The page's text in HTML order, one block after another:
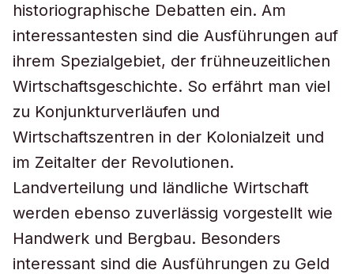
historiographische Debatten ein. Am
interessantesten sind die Ausführungen auf
ihrem Spezialgebiet, der frühneuzeitlichen
Wirtschaftsgeschichte. So erfährt man viel
zu Konjunkturverläufen und
Wirtschaftszentren in der Kolonialzeit und
im Zeitalter der Revolutionen.
Landverteilung und ländliche Wirtschaft
werden ebenso zuverlässig vorgestellt wie
Handwerk und Bergbau. Besonders
interessant sind die Ausführungen zu Geld